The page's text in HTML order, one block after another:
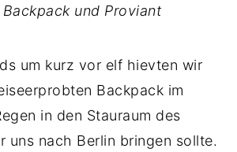
Backpack und Proviant
um kurz vor elf hievten wir
Backpack im
in den Stauraum des
uns nach Berlin bringen sollte.